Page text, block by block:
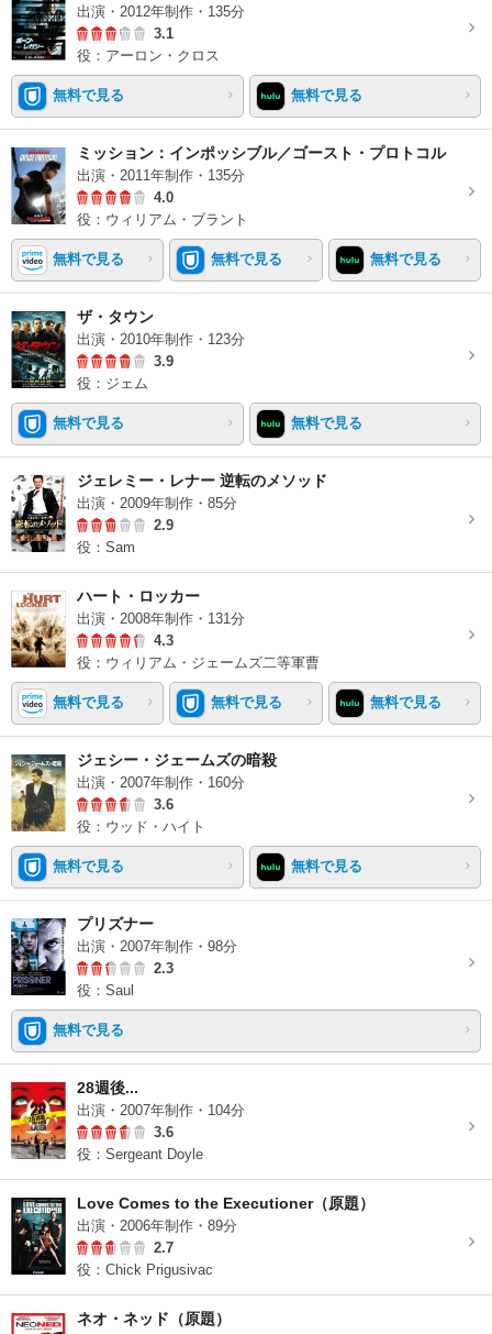
出演・2012年制作・135分
3.1
役：アーロン・クロス
無料で見る 無料で見る
ミッション：インポッシブル／ゴースト・プロトコル
出演・2011年制作・135分
4.0
役：ウィリアム・ブラント
無料で見る 無料で見る 無料で見る
ザ・タウン
出演・2010年制作・123分
3.9
役：ジェム
無料で見る 無料で見る
ジェレミー・レナー 逆転のメソッド
出演・2009年制作・85分
2.9
役：Sam
ハート・ロッカー
出演・2008年制作・131分
4.3
役：ウィリアム・ジェームズ二等軍曹
無料で見る 無料で見る 無料で見る
ジェシー・ジェームズの暗殺
出演・2007年制作・160分
3.6
役：ウッド・ハイト
無料で見る 無料で見る
プリズナー
出演・2007年制作・98分
2.3
役：Saul
無料で見る
28週後...
出演・2007年制作・104分
3.6
役：Sergeant Doyle
Love Comes to the Executioner（原題）
出演・2006年制作・89分
2.7
役：Chick Prigusivac
ネオ・ネッド（原題）